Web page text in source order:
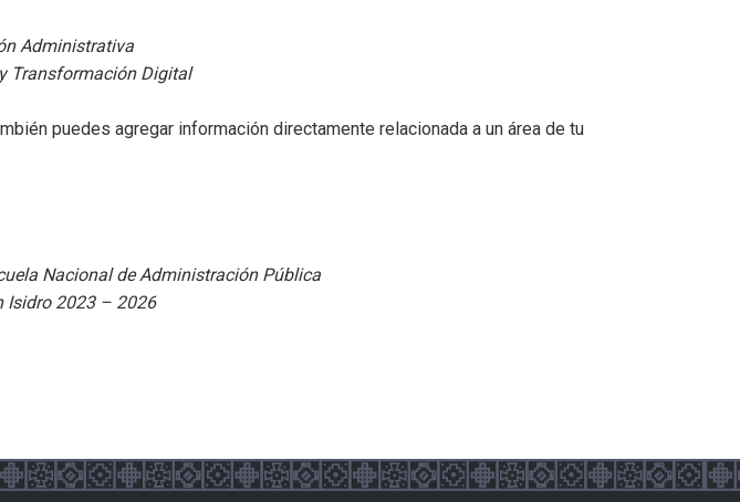
Administrativa
Transformación Digital
puedes agregar información directamente relacionada a un área de tu
Nacional de Administración Pública
Isidro 2023 – 2026